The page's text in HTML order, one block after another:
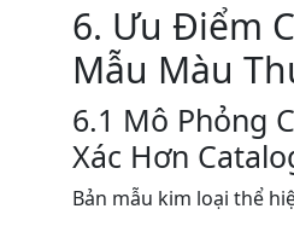
6. Ưu Điểm
Mẫu Màu
6.1 Mô Phỏng
Xác Hơn
Bản mẫu kim loại thể